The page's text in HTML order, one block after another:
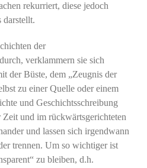
rekurriert, diese jedoch
darstellt.
der
verklammern sie sich
der Büste, dem „Zeugnis der
zu einer Quelle oder einem
und Geschichtsschreibung
und im rückwärtsgerichteten
und lassen sich irgendwann
trennen. Um so wichtiger ist
zu bleiben, d.h.